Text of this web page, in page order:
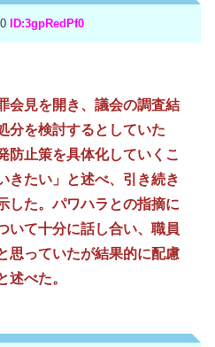
ID:3gpRedPf0
会見を開き、議会の調査結
分を検討するとしていた
防止策を具体化していくこ
きたい」と述べ、引き続き
した。パワハラとの指摘に
いて十分に話し合い、職員
思っていたが結果的に配慮
述べた。